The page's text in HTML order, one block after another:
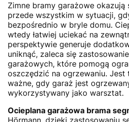
Zimne bramy garażowe
przede wszystkim w sytuacji,
bezpośrednio w bryle domu.
wtedy łatwiej uciekać na
perspektywie generuje
uniknąć, zaleca się
garażowych, które pomogą
oszczędzić na ogrzewaniu. Jest
ważne, gdy garaż jest
wykorzystywany jako warsztat.
Ocieplana garażowa brama